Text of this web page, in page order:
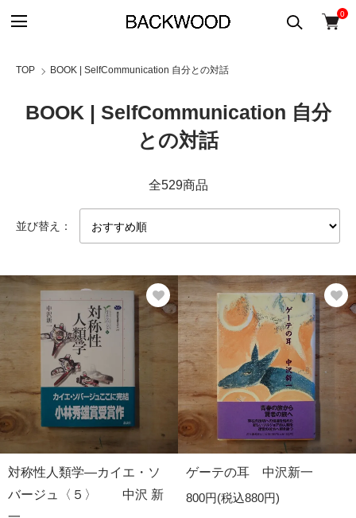
0
TOP BOOK | SelfCommunication 自分との対話
BOOK | SelfCommunication 自分
との対話
全529商品
並び替え：
対称性人類学―カイエ・ソ
バージュ〈５〉 中沢 新
ゲーテの耳 中沢新一
800円(税込880円)